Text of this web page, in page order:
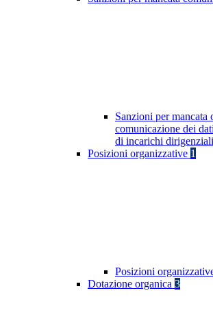
Sanzioni per mancata
comunicazione dei
di incarichi dirigenziali
Posizioni organizzative 1
Posizioni
Dotazione organica 3